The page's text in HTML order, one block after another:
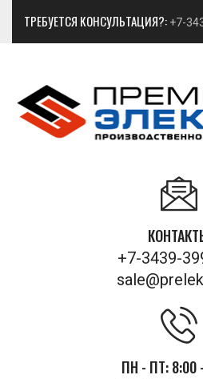
ТРЕБУЕТСЯ КОНСУЛЬТАЦИЯ?: +7-
+7-3439-
ПН - ПТ: 8:00